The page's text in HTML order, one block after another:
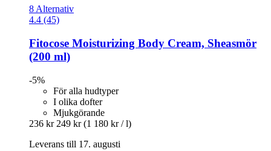
8 Alternativ
4.4 (45)
Fitocose Moisturizing Body Cream, Sheasmör
(200 ml)
-5%
För alla hudtyper
I olika dofter
Mjukgörande
236 kr 249 kr (1 180 kr / l)
Leverans till 17. augusti